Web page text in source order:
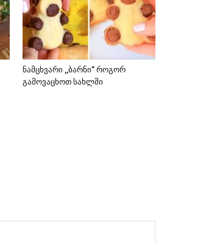
ნამცხვარი ,,ბარნი” როგორ
გამოვაცხოთ სახლში